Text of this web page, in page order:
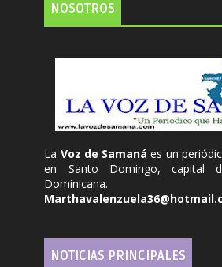
NOSOTROS
La Voz de Samanáes un
en Santo Domingo, capital
Dominicana.
NOTICIAS PRINCIPALES